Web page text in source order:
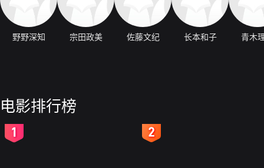
野野深知 宗田政美 佐藤文纪 长本和子 青木
电影排行榜